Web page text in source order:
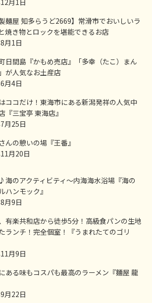
製麺屋 知多らうど2669】常滑市でおいしいラ
焼き物とロックを堪能できるお店
月1日
日間島『かもめ売店』「多幸（たこ）まん
が人気なお土産店
月4日
ココだけ！東海市にある新潟発祥の人気中
『三宝亭 東海店』
月25日
んの憩いの場『王番』
月20日
海のアクティビティ～内海海水浴場『海の
ハンモック』
月9日
有楽共和店から徒歩5分！高級食パンの生地
ランチ！完全個室！『うまれたてのゴリ
月9日
ある味もコスパも最高のラーメン『麵屋 龍
月22日